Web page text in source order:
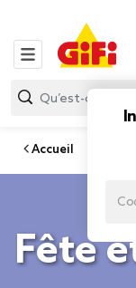
Accueil
Fête